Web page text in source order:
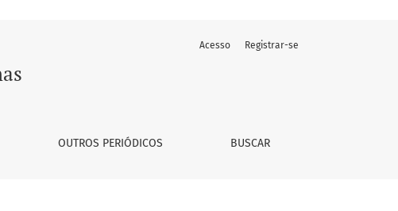
(1998-2008)
OUTROS PERIÓDICOS BUSCAR
Acesso Registrar-se